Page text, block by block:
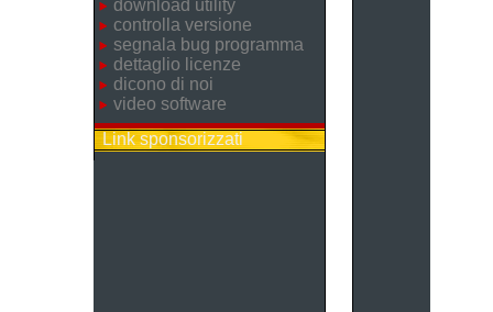
download utility
controlla versione
segnala bug programma
dettaglio licenze
dicono di noi
video software
Link sponsorizzati